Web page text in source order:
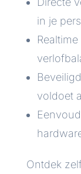
in je
voldoet
Ontdek